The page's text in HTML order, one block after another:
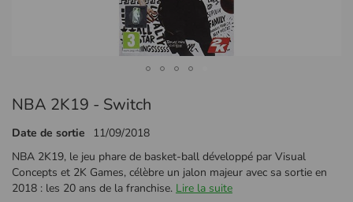
au
de
la
Galerie
d’images
NBA 2K19 - Switch
Date de sortie
11/09/2018
NBA 2K19, le jeu phare de basket-ball développé par Visual
Concepts et 2K Games, célèbre un jalon majeur avec sa sortie en
2018 : les 20 ans de la franchise. Lire la suite